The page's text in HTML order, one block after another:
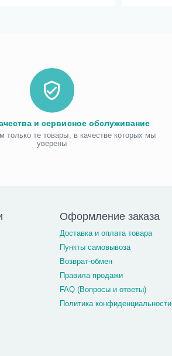
и сервисное обслуживание
только те товары, в качестве которых мы
уверены
Оформление заказа
Доставка и оплата товара
Пункты самовывоза
Возврат-обмен
Правила продажи
FAQ (Вопросы и ответы)
Политика конфиденциальности